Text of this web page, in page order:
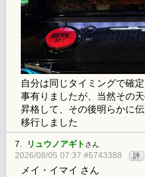
自分は同じタイミングで確
事有りましたが、当然その
昇格して、その後明らかに
移行しました
7. リュウノアギト さん
2026/08/05 07:37 #5743388 評
メイ・イマイ さん